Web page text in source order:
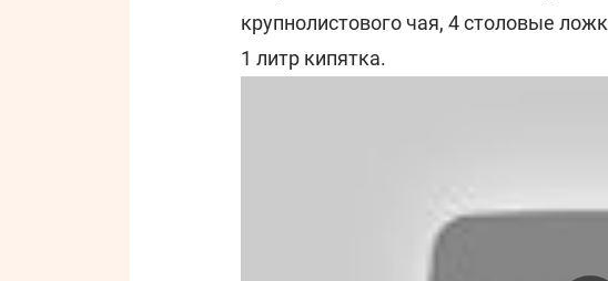
крупнолистового чая, 4 столовые
1 литр кипятка.